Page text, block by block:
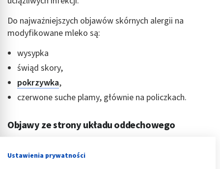
Do najważniejszych objawów skórnych alergii na
modyfikowane mleko są:
wysypka
świąd skory,
pokrzywka,
czerwone suche plamy, głównie na policzkach.
Objawy ze strony układu oddechowego
pokarmowego do układu krążenia. Do najważniejszych
Ustawienia prywatności